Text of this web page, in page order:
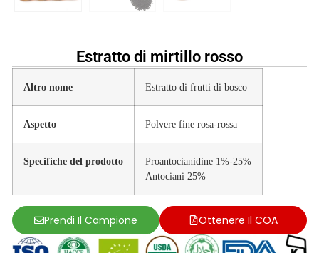
Estratto di mirtillo rosso
Altro nome Estratto di frutti di bosco
Aspetto Polvere fine rosa-rossa
Specifiche del prodotto
Proantocianidine 1%-25%
Antociani 25%
Prendi Il Campione Ottenere Il COA